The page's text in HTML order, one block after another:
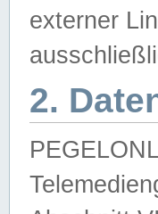
externer
2.